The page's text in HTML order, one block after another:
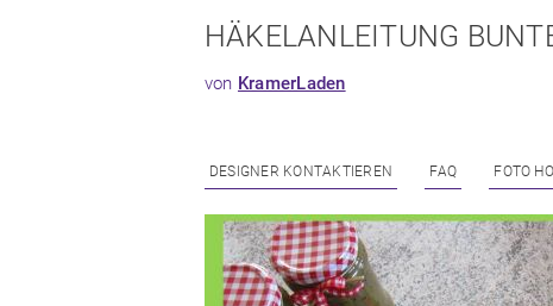
HÄKELANLEITUNG
von KramerLaden
DESIGNER KONTAKTIEREN FAQ FOTO